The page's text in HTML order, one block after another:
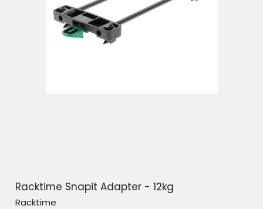
Racktime Snapit Adapter - 12kg
Racktime